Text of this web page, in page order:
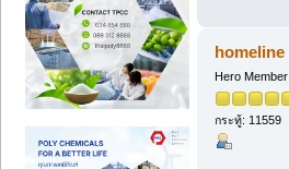
homeline
Hero Member
กระทู้: 11559